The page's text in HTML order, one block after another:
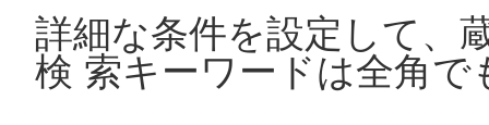
詳細な条件を設定して、
検 索キーワードは全角